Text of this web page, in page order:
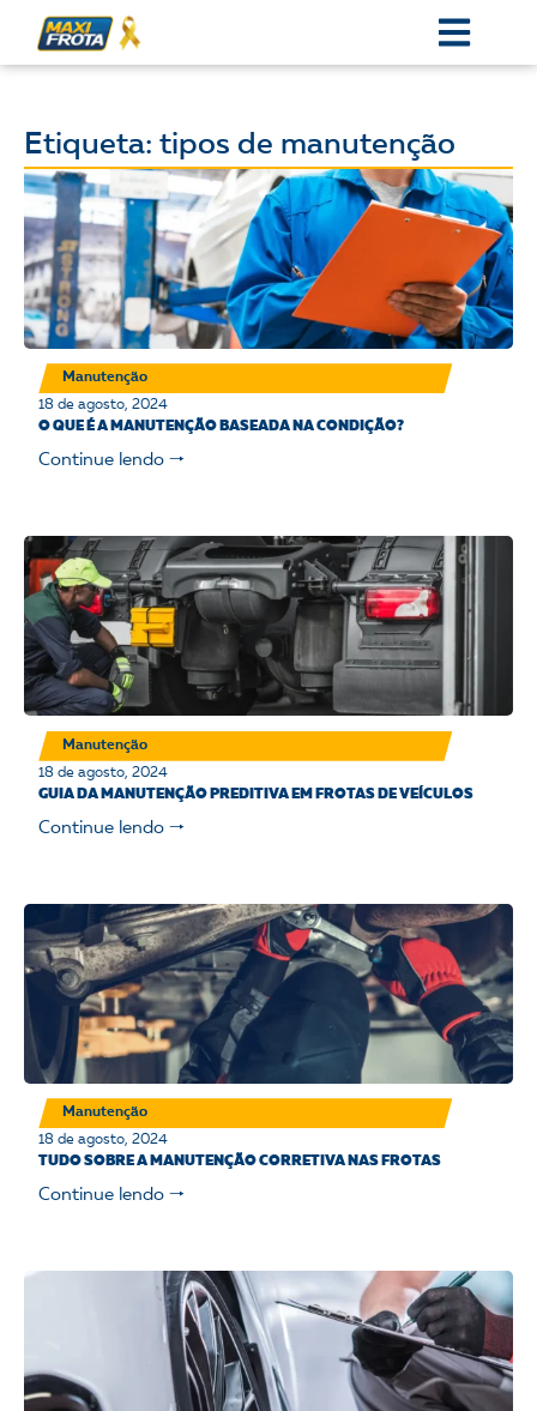
Etiqueta: tipos de manutenção
Manutenção
18 de agosto, 2024
O QUE É A MANUTENÇÃO BASEADA NA CONDIÇÃO?
Continue lendo 🠒
Manutenção
18 de agosto, 2024
GUIA DA MANUTENÇÃO PREDITIVA EM FROTAS DE VEÍCULOS
Continue lendo 🠒
Manutenção
18 de agosto, 2024
TUDO SOBRE A MANUTENÇÃO CORRETIVA NAS FROTAS
Continue lendo 🠒